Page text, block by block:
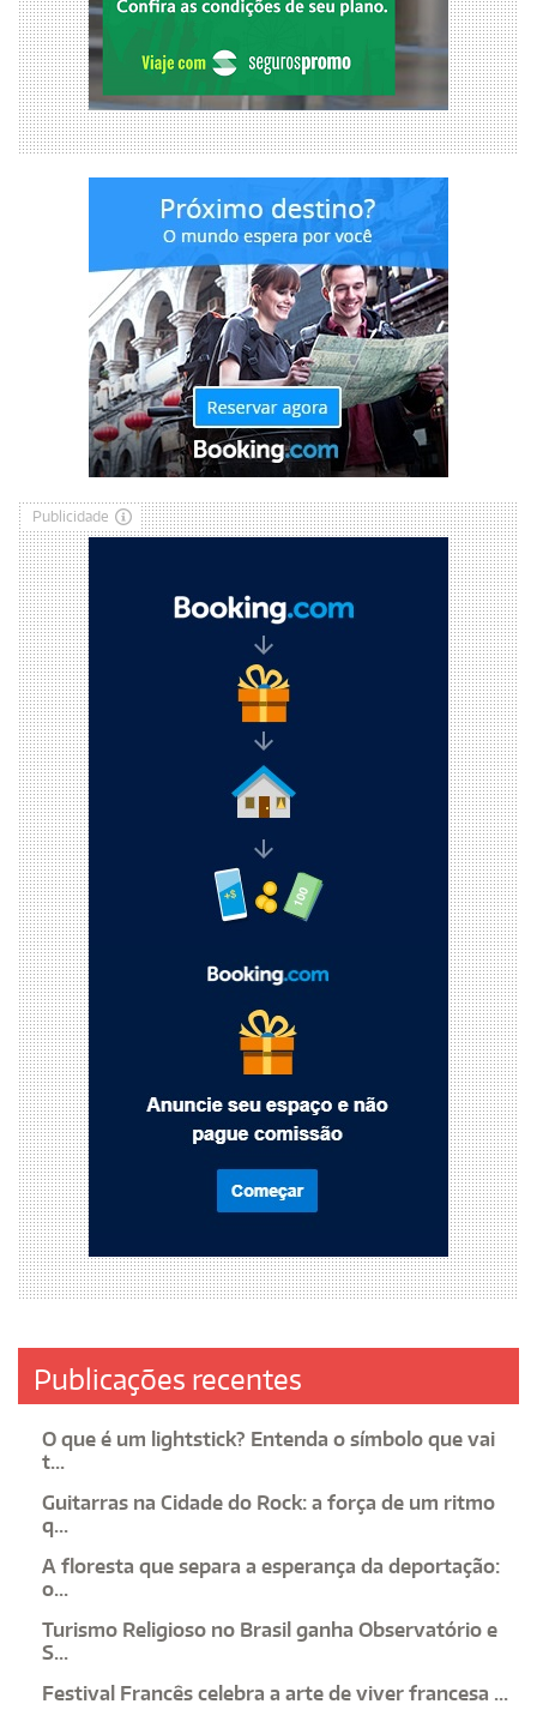
Publicidade
Publicações recentes
O que é um lightstick? Entenda o símbolo que vai
t...
Guitarras na Cidade do Rock: a força de um ritmo
q...
A floresta que separa a esperança da deportação:
o...
Turismo Religioso no Brasil ganha Observatório e
S...
Festival Francês celebra a arte de viver francesa ...